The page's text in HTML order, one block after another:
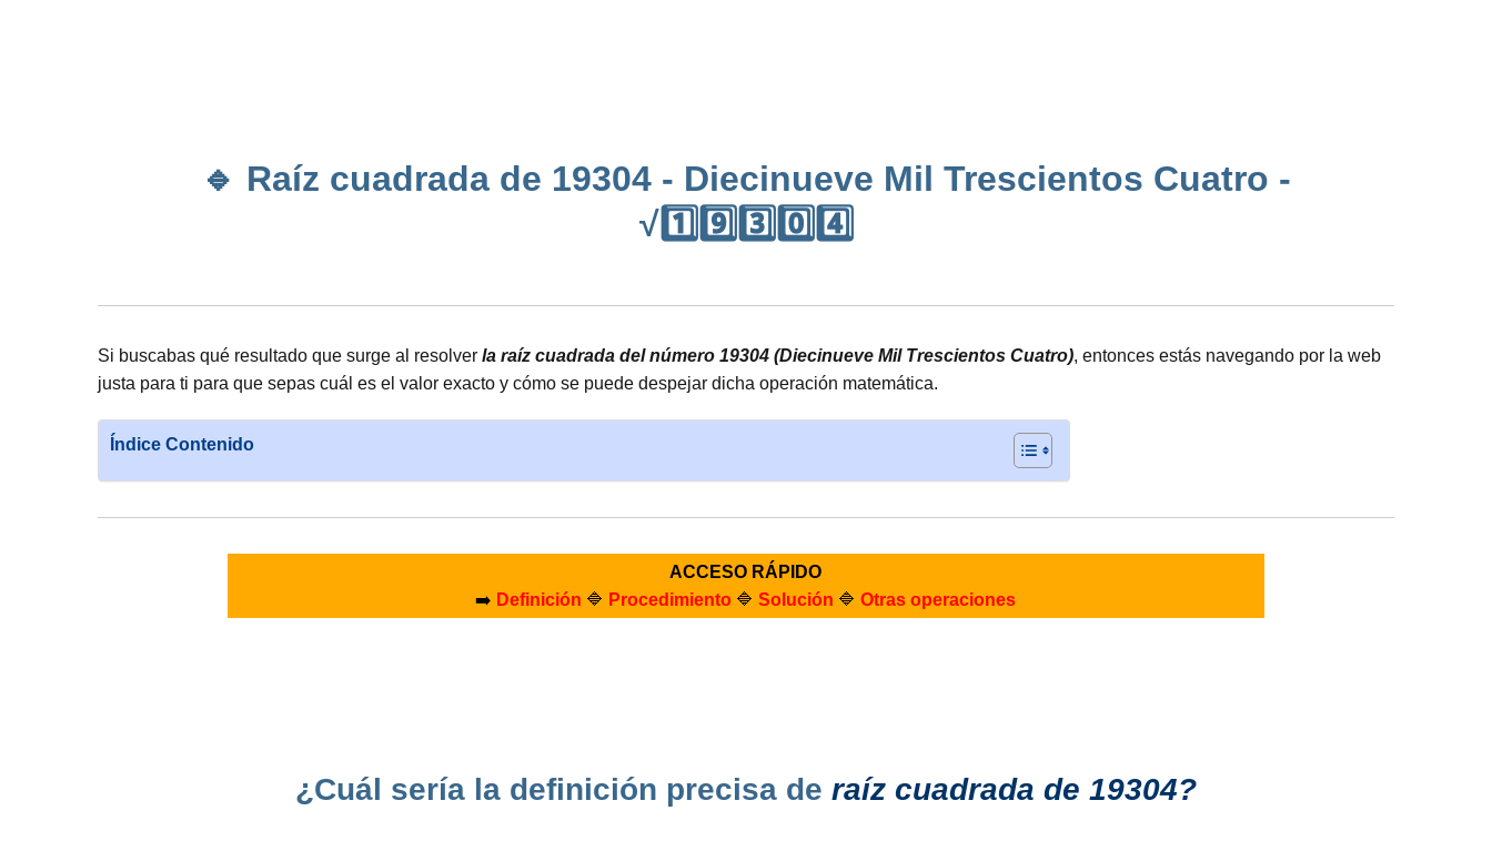
🔹 Raíz cuadrada de 19304 - Diecinueve Mil Trescientos Cuatro -
√1️⃣9️⃣3️⃣0️⃣4️⃣
Si buscabas qué resultado que surge al resolver la raíz cuadrada del número 19304 (Diecinueve Mil Trescientos Cuatro), entonces estás navegando por la web
justa para ti para que sepas cuál es el valor exacto y cómo se puede despejar dicha operación matemática.
Índice Contenido
ACCESO RÁPIDO
➡️ Definición 🔷 Procedimiento 🔷Solución 🔷Otras operaciones
¿Cuál sería la definición precisa de raíz cuadrada de 19304?